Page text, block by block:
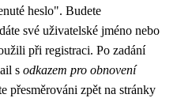
heslo". Budete
své uživatelské jméno nebo
při registraci. Po zadání
s odkazem pro obnovení
přesměrováni zpět na stránky